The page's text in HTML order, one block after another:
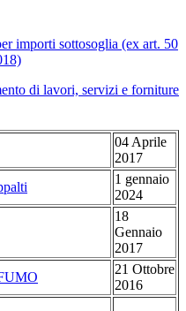
importi sottosoglia (ex art. 50
di lavori, servizi e forniture
04 Aprile
2017
1 gennaio
2024
18
Gennaio
2017
21 Ottobre
2016